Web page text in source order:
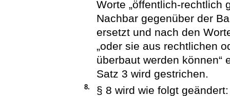
Worte „öffentlich-rechtlich
Nachbar gegenüber der
ersetzt und nach den
„oder sie aus rechtlichen
überbaut werden können“
Satz 3 wird gestrichen.
8. § 8 wird wie folgt geändert: